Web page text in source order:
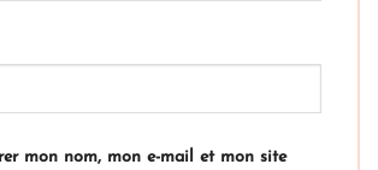
mon nom, mon e-mail et mon site